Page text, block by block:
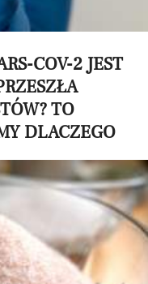
COV-2 JEST
TO
DLACZEGO